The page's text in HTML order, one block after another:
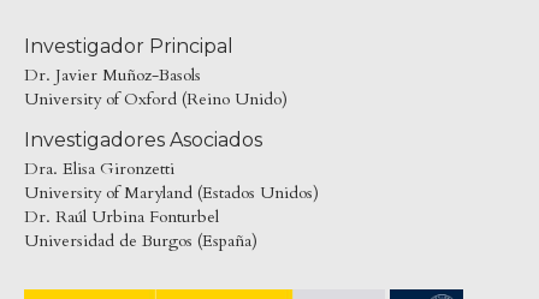
Investigador Principal
Dr. Javier Muñoz-Basols
University of Oxford (Reino Unido)
Investigadores Asociados
Dra. Elisa Gironzetti
University of Maryland (Estados Unidos)
Dr. Raúl Urbina Fonturbel
Universidad de Burgos (España)